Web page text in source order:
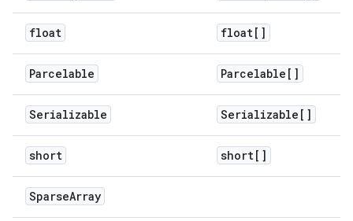
float float[]
Parcelable Parcelable[]
Serializable Serializable[]
short short[]
SparseArray